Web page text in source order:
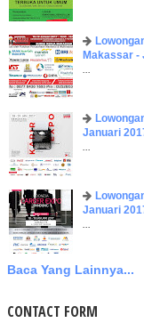
Makassar -
...
Januari
...
Januari
...
Baca Yang Lainnya...
CONTACT FORM